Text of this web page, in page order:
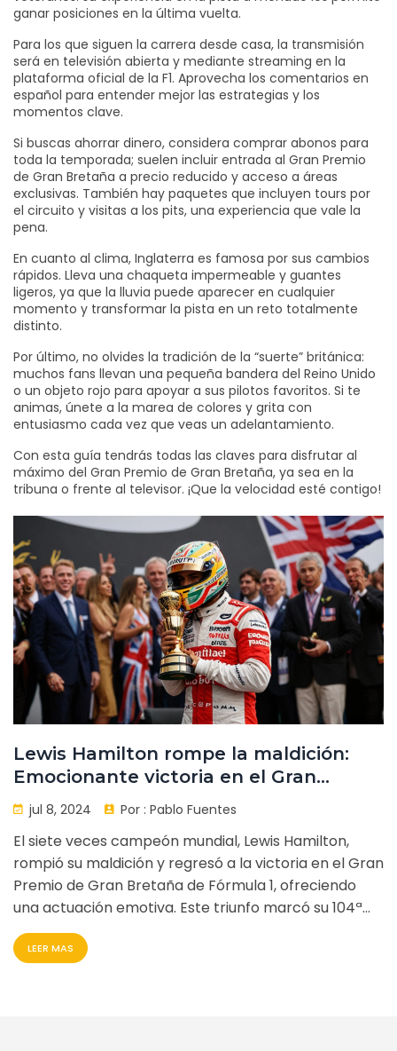
ganar posiciones en la última vuelta.
Para los que siguen la carrera desde casa, la transmisión
será en televisión abierta y mediante streaming en la
plataforma oficial de la F1. Aprovecha los comentarios en
español para entender mejor las estrategias y los
momentos clave.
Si buscas ahorrar dinero, considera comprar abonos para
toda la temporada; suelen incluir entrada al Gran Premio
de Gran Bretaña a precio reducido y acceso a áreas
exclusivas. También hay paquetes que incluyen tours por
el circuito y visitas a los pits, una experiencia que vale la
pena.
En cuanto al clima, Inglaterra es famosa por sus cambios
rápidos. Lleva una chaqueta impermeable y guantes
ligeros, ya que la lluvia puede aparecer en cualquier
momento y transformar la pista en un reto totalmente
distinto.
Por último, no olvides la tradición de la “suerte” británica:
muchos fans llevan una pequeña bandera del Reino Unido
o un objeto rojo para apoyar a sus pilotos favoritos. Si te
animas, únete a la marea de colores y grita con
entusiasmo cada vez que veas un adelantamiento.
Con esta guía tendrás todas las claves para disfrutar al
máximo del Gran Premio de Gran Bretaña, ya sea en la
tribuna o frente al televisor. ¡Que la velocidad esté contigo!
Lewis Hamilton rompe la maldición:
Emocionante victoria en el Gran
Premio de Gran Bretaña de Fórmula 1
jul 8, 2024 Por : Pablo Fuentes
El siete veces campeón mundial, Lewis Hamilton,
rompió su maldición y regresó a la victoria en el Gran
Premio de Gran Bretaña de Fórmula 1, ofreciendo
una actuación emotiva. Este triunfo marcó su 104ª
victoria y novena en Silverstone, superando desafíos
personales y de equipo.
LEER MAS